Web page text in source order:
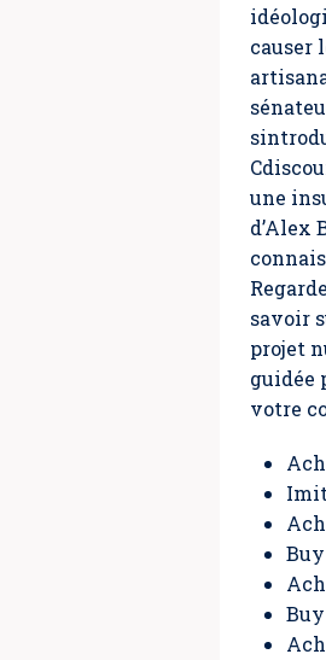
causer
une
d’Alex
savoir
projet
guidée
votre